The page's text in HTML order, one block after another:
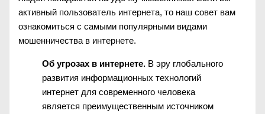
активный пользователь интернета, то наш совет вам
ознакомиться с самыми популярными видами
мошенничества в интернете.
Об угрозах в интернете. В эру глобального
развития информационных технологий
интернет для современного человека
является преимущественным источником